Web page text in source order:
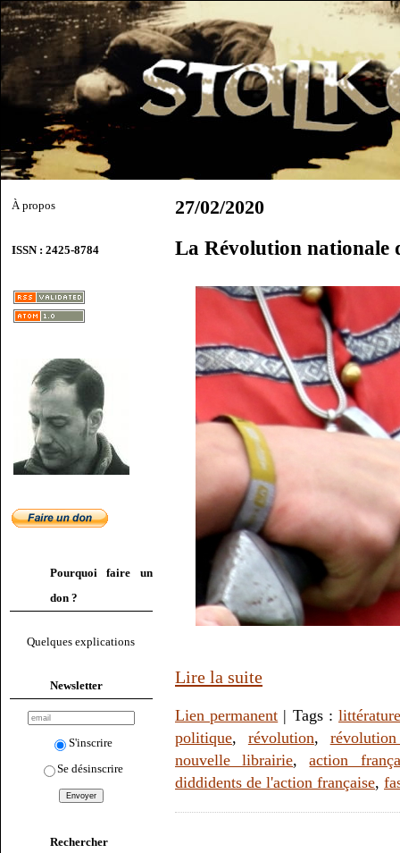
À propos
ISSN : 2425-8784
Pourquoi faire un
don ?
Quelques explications
Newsletter
S'inscrire
Se désinscrire
Rechercher
27/02/2020
La Révolution nationale
Lire la suite
Lien permanent | Tags :
politique, révolution,
nouvelle librairie,action
diddidents de l'action française,